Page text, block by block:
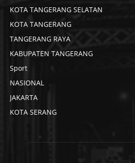
KOTA TANGERANG SELATAN
KOTA TANGERANG
TANGERANG RAYA
KABUPATEN TANGERANG
Sport
NASIONAL
JAKARTA
KOTA SERANG